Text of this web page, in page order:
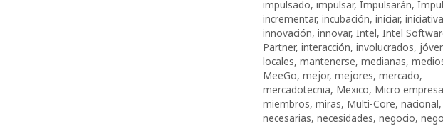
impulsado, impulsar, Impulsarán,
incrementar, incubación, iniciar,
innovación, innovar, Intel, Intel
Partner, interacción, involucrados,
locales, mantenerse, medianas,
MeeGo, mejor, mejores, mercado,
mercadotecnia, Mexico, Micro
miembros, miras, Multi-Core, nacional,
necesarias, necesidades, negocio,